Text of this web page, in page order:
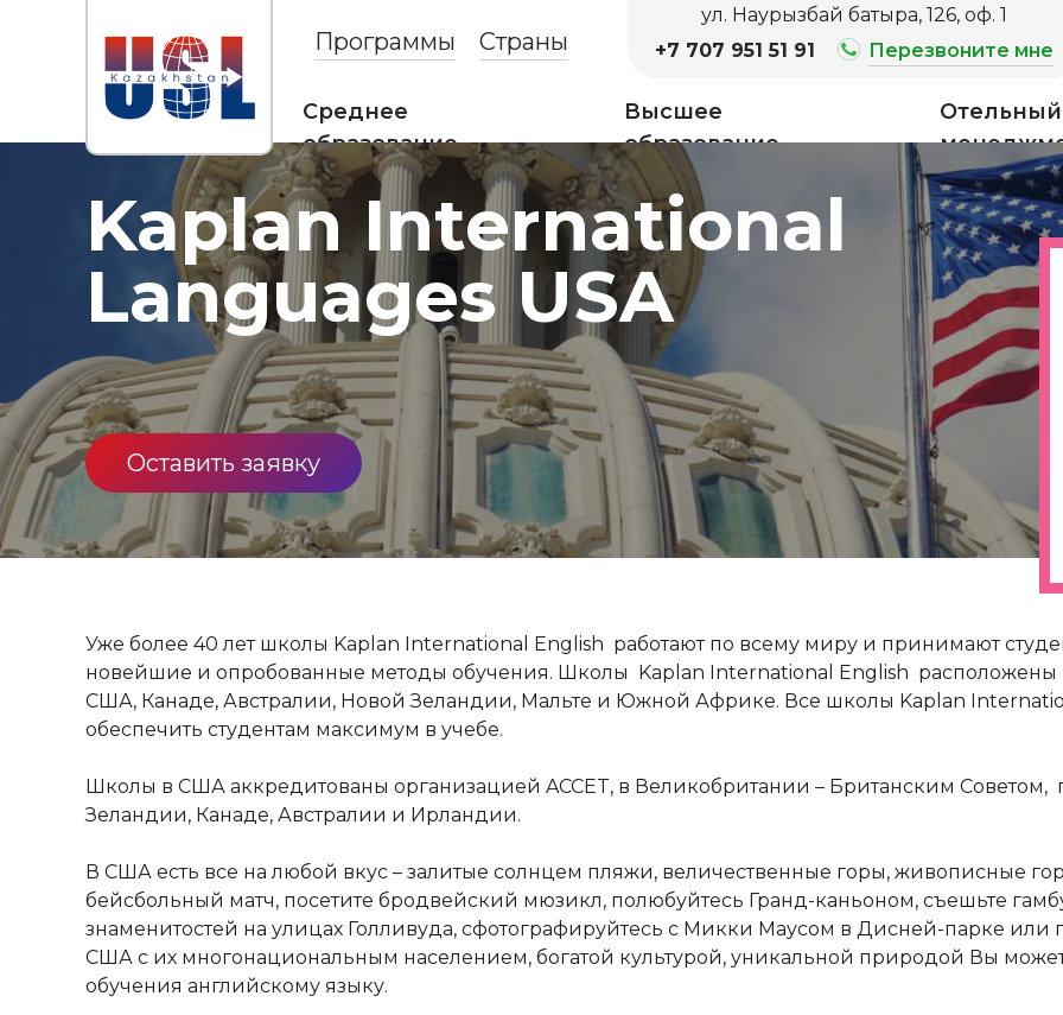
Программы Страны
ул. Наурызбай батыра, 126, оф. 1
+7 707 951 51 91
Перезвоните мне
Среднее
образование
Высшее
образование
Отельный
Kaplan International
Languages USA
Оставить заявку
Уже более 40 лет школы Kaplan International English работают по всему миру и принимают
новейшие и опробованные методы обучения. Школы Kaplan International English расположены
США, Канаде, Австралии, Новой Зеландии, Мальте и Южной Африке. Все школы Kaplan
обеспечить студентам максимум в учебе.
Школы в США аккредитованы организацией ACCET, в Великобритании – Британским
Зеландии, Канаде, Австралии и Ирландии.
В США есть все на любой вкус – залитые солнцем пляжи, величественные горы, живописные
бейсбольный матч, посетите бродвейский мюзикл, полюбуйтесь Гранд-каньоном, съешьте
знаменитостей на улицах Голливуда, сфотографируйтесь с Микки Маусом в Дисней-парке или
США с их многонациональным населением, богатой культурой, уникальной природой Вы
обучения английскому языку.